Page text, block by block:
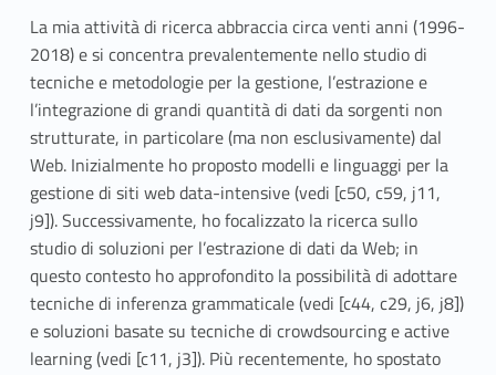
La mia attività di ricerca abbraccia circa venti anni (1996-
2018) e si concentra prevalentemente nello studio di
tecniche e metodologie per la gestione, l’estrazione e
l’integrazione di grandi quantità di dati da sorgenti non
strutturate, in particolare (ma non esclusivamente) dal
Web. Inizialmente ho proposto modelli e linguaggi per la
gestione di siti web data-intensive (vedi [c50, c59, j11,
j9]). Successivamente, ho focalizzato la ricerca sullo
studio di soluzioni per l’estrazione di dati da Web; in
questo contesto ho approfondito la possibilità di adottare
tecniche di inferenza grammaticale (vedi [c44, c29, j6, j8])
e soluzioni basate su tecniche di crowdsourcing e active
learning (vedi [c11, j3]). Più recentemente, ho spostato